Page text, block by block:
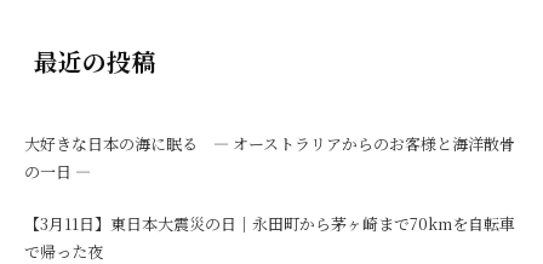
最近の投稿
大好きな日本の海に眠る ― オーストラリアからのお客様と海洋散骨
の一日 ―
【3月11日】東日本大震災の日｜永田町から茅ヶ崎まで70kmを自転車
で帰った夜